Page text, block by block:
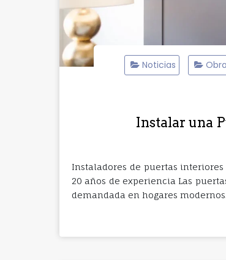
Noticias
Instalar una
Instaladores de puertas
20 años de experiencia Las
demandada en hogares